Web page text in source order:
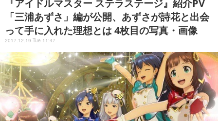
『アイドルマスター ステラステージ』紹介PV
「三浦あずさ」編が公開、あずさが詩花と出会
って手に入れた理想とは 4枚目の写真・画像
2017.12.19 Tue 11:47